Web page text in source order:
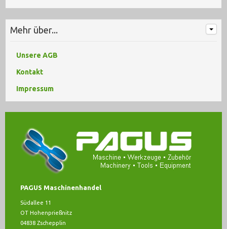
Mehr über...
Unsere AGB
Kontakt
Impressum
PAGUS Maschinenhandel
Südallee 11
OT Hohenprießnitz
04838 Zschepplin